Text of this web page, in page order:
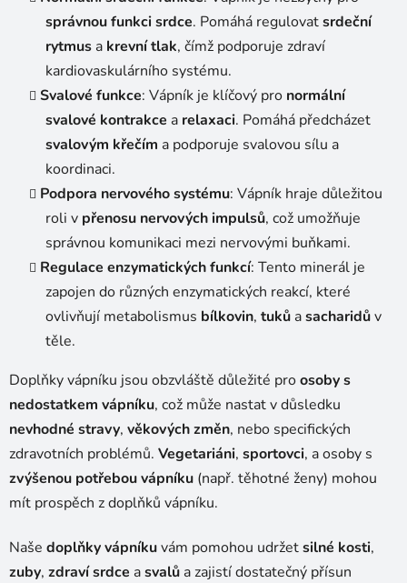
správnou funkci srdce. Pomáhá regulovatsrdeční
rytmus a krevní tlak, čímž podporuje zdraví
kardiovaskulárního systému.
Svalové funkce: Vápník je klíčový pro normální
svalové kontrakce a relaxaci. Pomáhá předcházet
svalovým křečím a podporuje svalovou sílu a
koordinaci.
Podpora nervového systému: Vápník hraje důležitou
roli v přenosu nervových impulsů, což umožňuje
správnou komunikaci mezi nervovými buňkami.
Regulace enzymatických funkcí: Tento minerál je
zapojen do různých enzymatických reakcí, které
ovlivňují metabolismus bílkovin, tuků asacharidův
těle.
Doplňky vápníku jsou obzvláště důležité proosoby s
nedostatkem vápníku, což může nastat v důsledku
nevhodné stravy, věkových změn, nebo specifických
zdravotních problémů. Vegetariáni, sportovci, a osoby s
zvýšenou potřebou vápníku (např. těhotné ženy) mohou
mít prospěch z doplňků vápníku.
Naše doplňky vápníkuvám pomohou udržetsilné kosti,
zuby, zdraví srdce asvalů a zajistí dostatečný přísun